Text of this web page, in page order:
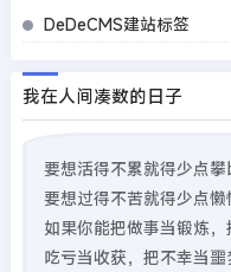
DeDeCMS建站标签
我在人间凑数的日子
要想活得不累就得少点攀
要想过得不苦就得少点懒
如果你能把做事当锻炼
吃亏当收获，把不幸当